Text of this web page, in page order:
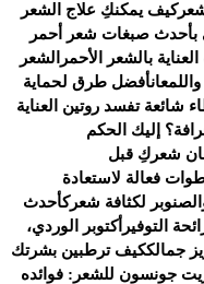
كيف يمكنكِ علاج الشعر
بأحدث صبغات شعر أحمر
بالشعر الأحمر الشعر
أفضل طرق لحماية
شائعة تفسد روتين العناية
إليك الحكم
شعركِ قبل
فعالة لاستعادة
لكثافة شعركأحدث
أكتوبر الوردي،
جمالككيف ترطبين بشرتك
جونسون للشعر: فوائده